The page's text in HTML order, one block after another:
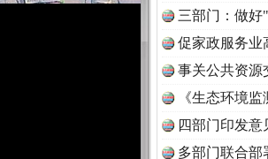
三部门：做
促家政服务业
事关公共资源
《生态环境
读
四部门印发
多部门联合部